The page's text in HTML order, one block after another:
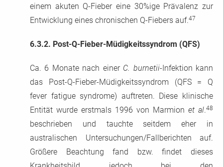
einem akuten Q-Fieber eine 30%ige Prävalenz zur
Entwicklung eines chronischen Q-Fiebers auf.47
6.3.2. Post-Q-Fieber-Müdigkeitssyndrom (QFS)
Ca. 6 Monate nach einer C. burnetii-Infektion kann
das Post-Q-Fieber-Müdigkeitssyndrom (QFS = Q
fever fatigue syndrome) auftreten. Diese klinische
Entität wurde erstmals 1996 von Marmion et al.48
beschrieben und tauchte seitdem eher in
australischen Untersuchungen/Fallberichten auf.
Größere Beachtung fand bzw. findet dieses